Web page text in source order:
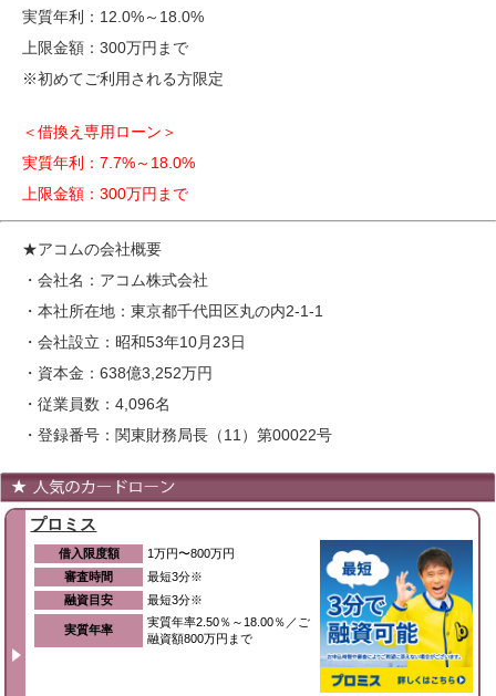
実質年利：12.0%～18.0%
上限金額：300万円まで
※初めてご利用される方限定
＜借換え専用ローン＞
実質年利：7.7%～18.0%
上限金額：300万円まで
★アコムの会社概要
・会社名：アコム株式会社
・本社所在地：東京都千代田区丸の内2-1-1
・会社設立：昭和53年10月23日
・資本金：638億3,252万円
・従業員数：4,096名
・登録番号：関東財務局長（11）第00022号
プロミス
借入限度額
1万円〜800万円
審査時間
最短3分※
融資目安
最短3分※
実質年率
実質年率2.50％～18.00％／ご
融資額800万円まで